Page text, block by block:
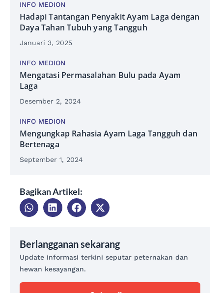
INFO MEDION
Hadapi Tantangan Penyakit Ayam Laga dengan
Daya Tahan Tubuh yang Tangguh
Januari 3, 2025
INFO MEDION
Mengatasi Permasalahan Bulu pada Ayam
Laga
Desember 2, 2024
INFO MEDION
Mengungkap Rahasia Ayam Laga Tangguh dan
Bertenaga
September 1, 2024
Bagikan Artikel:
Berlangganan sekarang
Update informasi terkini seputar peternakan dan
hewan kesayangan.